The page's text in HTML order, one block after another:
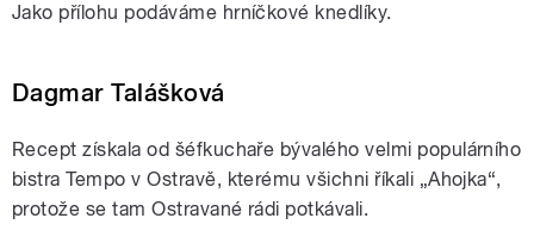
Jako přílohu podáváme hrníčkové knedlíky.
Dagmar Talášková
Recept získala od šéfkuchaře bývalého velmi populárního
bistra Tempo v Ostravě, kterému všichni říkali „Ahojka“,
protože se tam Ostravané rádi potkávali.